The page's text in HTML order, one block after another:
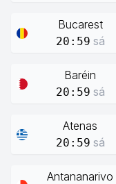
Bucarest
20:59 sá
Baréin
20:59 sá
Atenas
20:59 sá
Antananarivo